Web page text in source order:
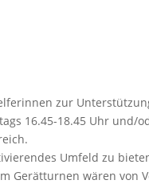
zur
16.45-18.45 Uhr und/
Umfeld zu
Gerätturnen wären von